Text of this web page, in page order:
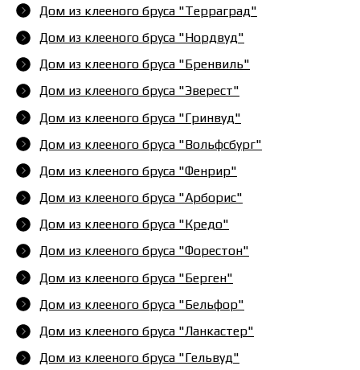
Дом из клееного бруса "Терраград"
Дом из клееного бруса "Нордвуд"
Дом из клееного бруса "Бренвиль"
Дом из клееного бруса "Эверест"
Дом из клееного бруса "Гринвуд"
Дом из клееного бруса "Вольфсбург"
Дом из клееного бруса "Фенрир"
Дом из клееного бруса "Арборис"
Дом из клееного бруса "Кредо"
Дом из клееного бруса "Форестон"
Дом из клееного бруса "Берген"
Дом из клееного бруса "Бельфор"
Дом из клееного бруса "Ланкастер"
Дом из клееного бруса "Гельвуд"